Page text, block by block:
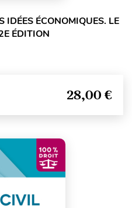
IDÉES ÉCONOMIQUES. LE
ÉDITION
28,00 €